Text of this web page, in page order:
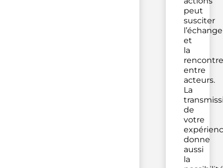
peut
susciter
l’échange
et
la
rencontre
entre
acteurs.
La
de
votre
donne
aussi
la